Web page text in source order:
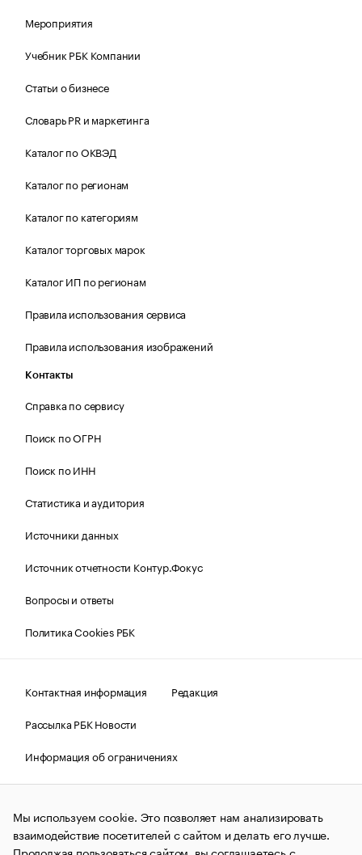
Мероприятия
Учебник РБК Компании
Статьи о бизнесе
Словарь PR и маркетинга
Каталог по ОКВЭД
Каталог по регионам
Каталог по категориям
Каталог торговых марок
Каталог ИП по регионам
Правила использования сервиса
Правила использования изображений
Контакты
Справка по сервису
Поиск по ОГРН
Поиск по ИНН
Статистика и аудитория
Источники данных
Источник отчетности Контур.Фокус
Вопросы и ответы
Политика Cookies РБК
Контактная информация
Редакция
Рассылка РБК Новости
Информация об ограничениях
Правовая информация
О соблюдении авторских прав
© АО «РОСБИЗНЕСКОНСАЛТИНГ»,1995–2026.Сообщения
и материалы информационного агентства «РБК»
(зарегистрировано Федеральной службой по надзору в сфере
Мы используем cookie. Это позволяет нам анализировать
взаимодействие посетителей с сайтом и делать его лучше.